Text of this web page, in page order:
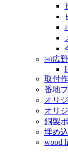
㈱広
取付
番地
オリ
オリ
銅製
埋め
wood